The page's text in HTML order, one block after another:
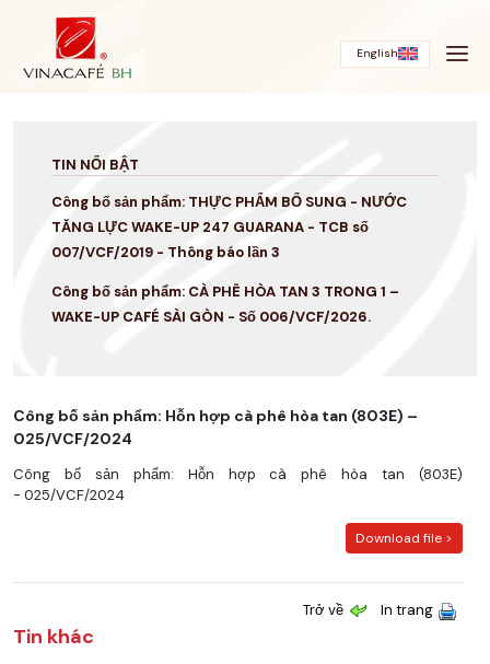
English
TIN NỔI BẬT
Công bố sản phẩm: THỰC PHẨM BỔ SUNG - NƯỚC
TĂNG LỰC WAKE-UP 247 GUARANA - TCB số
007/VCF/2019 - Thông báo lần 3
Công bố sản phẩm: CÀ PHÊ HÒA TAN 3 TRONG 1 –
WAKE-UP CAFÉ SÀI GÒN - Số 006/VCF/2026.
Công bố sản phẩm: Hỗn hợp cà phê hòa tan (803E) –
025/VCF/2024
Công bố sản phẩm: Hỗn hợp cà phê hòa tan (803E)
- 025/VCF/2024
Download file >
Trở về In trang
Tin khác